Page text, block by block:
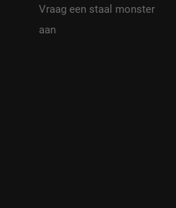
Vraag een staal monster
aan